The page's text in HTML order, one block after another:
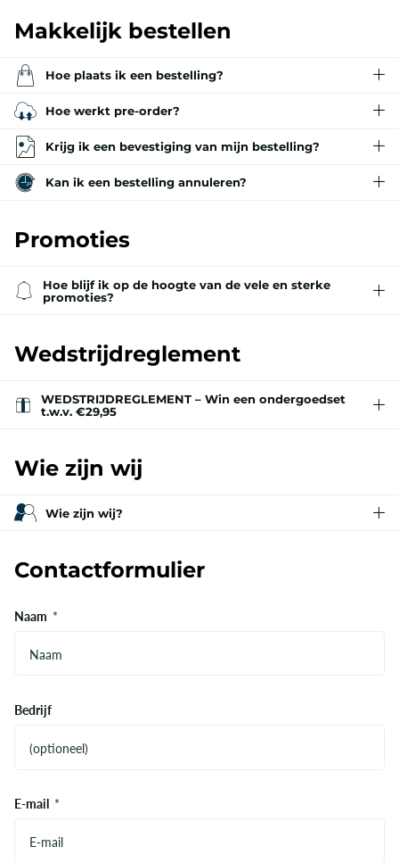
Makkelijk bestellen
Hoe plaats ik een bestelling?
Hoe werkt pre-order?
Krijg ik een bevestiging van mijn bestelling?
Kan ik een bestelling annuleren?
Promoties
Hoe blijf ik op de hoogte van de vele en sterke
promoties?
Wedstrijdreglement
WEDSTRIJDREGLEMENT – Win een ondergoedset
t.w.v. €29,95
Wie zijn wij
Wie zijn wij?
Contactformulier
Naam *
Bedrijf
E-mail *